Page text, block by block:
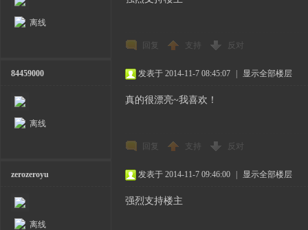
离线
回复 支持 反对
84459000
离线
发表于 2014-11-7 08:45:07 显示全部楼层
真的很漂亮~我喜欢！
回复 支持 反对
zerozeroyu
离线
发表于 2014-11-7 09:46:00 显示全部楼层
强烈支持楼主